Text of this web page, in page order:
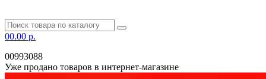
00.00 р.
00993088
Уже продано товаров в интернет-магазине